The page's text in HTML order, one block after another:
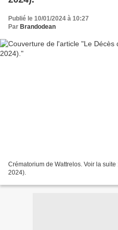
Publié le 10/01/2024 à 10:27
Par Brandodean
Crématorium de Wattrelos. Voir la
2024).